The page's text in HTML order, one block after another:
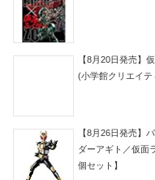
【8月20日発売
(小学館クリエイテ
【8月26日発売】
ダーアギト／仮面
個セット】